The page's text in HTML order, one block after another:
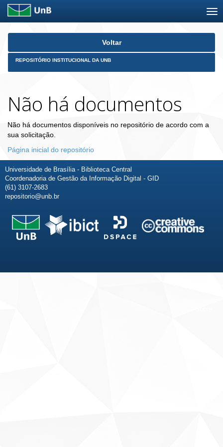
Skip
Voltar
REPOSITÓRIO INSTITUCIONAL DA UNB
Não há documentos
Não há documentos disponíveis no repositório de acordo com a
sua solicitação.
Página inicial do repositório
Universidade de Brasília - Biblioteca Central
Coordenadoria de Gestão da Informação Digital - GID
(61) 3107-2683
repositorio@unb.br